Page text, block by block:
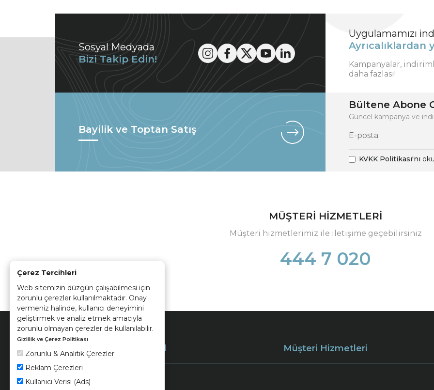
Çerez Tercihleri
Web sitemizin düzgün çalışabilmesi için
zorunlu çerezler kullanılmaktadır. Onay
vermeniz halinde, kullanıcı deneyimini
geliştirmek ve analiz etmek amacıyla
zorunlu olmayan çerezler de kullanılabilir.
Gizlilik ve Çerez Politikası
Zorunlu & Analitik Çerezler
Reklam Çerezleri
Kullanıcı Verisi (Ads)
Sosyal Medyada
Bizi Takip Edin!
Uygulamamızı
Ayrıcalıklardan
Kampanyalar,
daha fazlası!
Bayilik ve Toptan Satış
Bültene Abone
Güncel kampanya ve
KVKK Politikası'nı
MÜŞTERİ HİZMETLERİ
Müşteri hizmetlerimiz ile iletişime geçebilirsiniz
444 7 020
Kurumsal Müşteri Hizmetleri